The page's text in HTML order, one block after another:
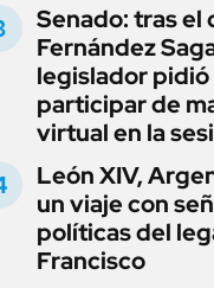
Senado: tras el
Fernández
legislador pidió
participar de
virtual en la
León XIV,
un viaje con
políticas del
Francisco